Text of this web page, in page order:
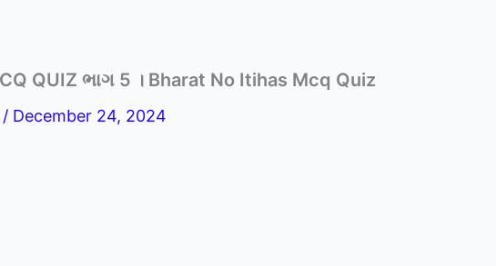
QUIZ ભાગ 5 । Bharat No Itihas Mcq Quiz
/ December 24, 2024